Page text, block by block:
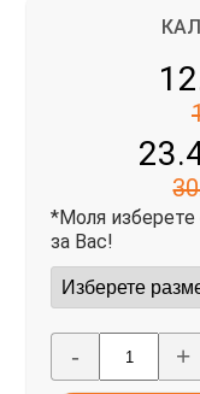
*Моля изберете
за Вас!
- +